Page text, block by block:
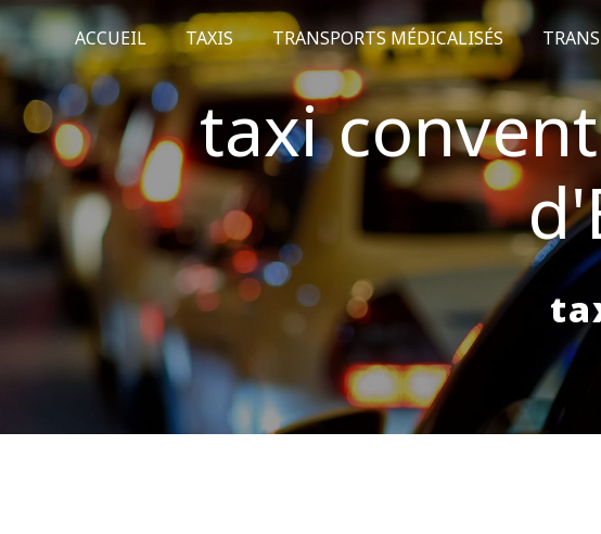
ACCUEIL TAXIS TRANSPORTS MÉDICALISÉS
taxi
Panneau de gestion des cookies